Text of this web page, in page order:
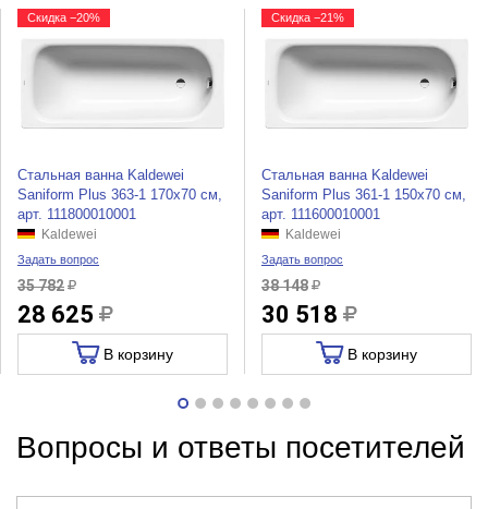
Скидка −20%
Стальная ванна Kaldewei
Saniform Plus 363-1 170x70 см,
арт. 111800010001
Kaldewei
Задать вопрос
35 782
28 625
В корзину
Скидка −21%
Стальная ванна Kaldewei
Saniform Plus 361-1 150x70 см,
арт. 111600010001
Kaldewei
Задать вопрос
38 148
30 518
В корзину
Вопросы и ответы посетителей